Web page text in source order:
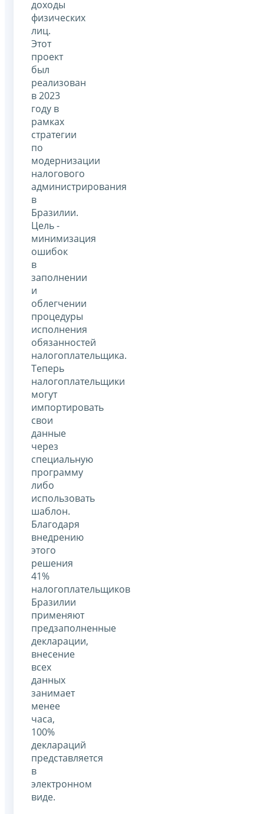
доходы
физических
лиц.
Этот
проект
был
реализован
в 2023
году в
рамках
стратегии
по
модернизации
налогового
администрирования
в
Бразилии.
Цель -
минимизация
ошибок
в
заполнении
и
облегчении
процедуры
исполнения
обязанностей
налогоплательщика.
Теперь
налогоплательщики
могут
импортировать
свои
данные
через
специальную
программу
либо
использовать
шаблон.
Благодаря
внедрению
этого
решения
41%
налогоплательщиков
Бразилии
применяют
предзаполненные
декларации,
внесение
всех
данных
занимает
менее
часа,
100%
деклараций
представляется
в
электронном
виде.